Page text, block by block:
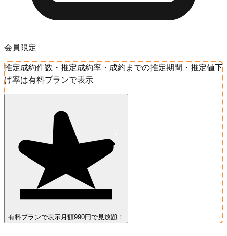
会員限定
推定成約件数・推定成約率・成約までの推定期間・推定値下
げ率は有料プランで表示
有料プランで表示 月額990円で見放題！